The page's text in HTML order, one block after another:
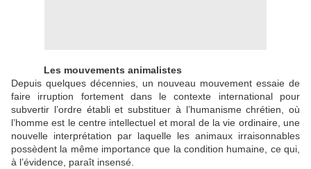
Les mouvements animalistes
Depuis quelques décennies, un nouveau mouvement essaie de
faire irruption fortement dans le contexte international pour
subvertir l’ordre établi et substituer à l’humanisme chrétien, où
l’homme est le centre intellectuel et moral de la vie ordinaire, une
nouvelle interprétation par laquelle les animaux irraisonnables
possèdent la même importance que la condition humaine, ce qui,
à l’évidence, paraît insensé.